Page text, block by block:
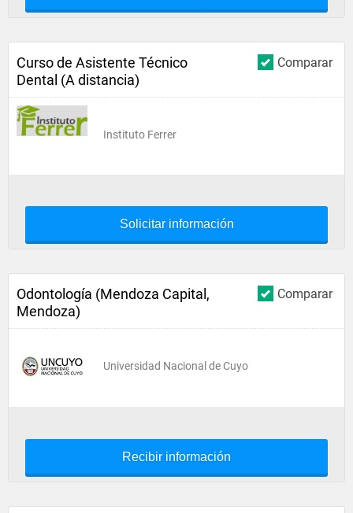
Comparar
Curso de Asistente Técnico
Dental (A distancia)
Instituto Ferrer
Solicitar información
Comparar
Odontología (Mendoza Capital,
Mendoza)
Universidad Nacional de Cuyo
Recibir información